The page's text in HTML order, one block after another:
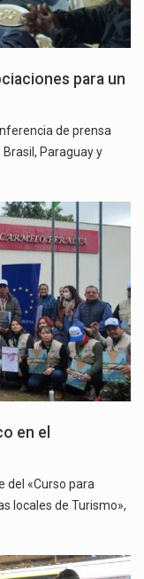
para un
de prensa
Paraguay y
en el
del «Curso para
locales de Turismo»,